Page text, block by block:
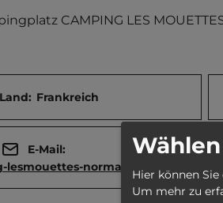
CAMPING LES
Land: Frankreich
E-Mail:
normandie.com
Hier können
Um mehr zu